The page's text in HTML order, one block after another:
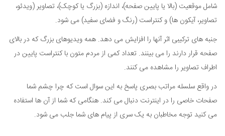
شامل موقعیت (بالا یا پایین صفحه)، اندازه (بزرگ یا کوچک)، تصاویر (ویدئو،
تصاویر، آیکون ها) و کنتراست (رنگ و فضای سفید) می شود.
جنبه های ترکیبی اثر آنها را افزایش می دهد. همه ویدیوهای بزرگ که در بالای
صفحه قرار دارند را می بینند. تعداد کمی از مردم متون با کنتراست پایین در
اطراف تصاویر را مشاهده می کنند.
در واقع سلسله مراتب بصری پاسخ به این سوال است که چرا چشم شما
صفحات خاصی را در اینترنت دنبال می کند. هنگامی که شما از آن ها استفاده
می کنید توجه مخاطبان به یک سری از پیام های شما جلب می شود.